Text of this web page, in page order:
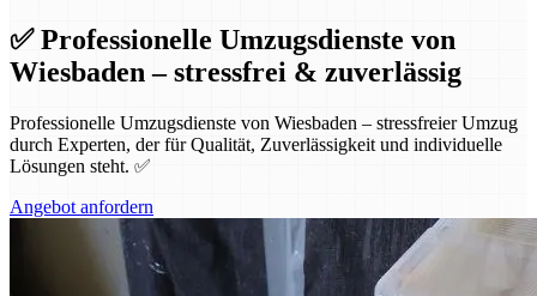
✅ Professionelle Umzugsdienste von
Wiesbaden – stressfrei & zuverlässig
Professionelle Umzugsdienste von Wiesbaden – stressfreier Umzug
durch Experten, der für Qualität, Zuverlässigkeit und individuelle
Lösungen steht. ✅
Angebot anfordern